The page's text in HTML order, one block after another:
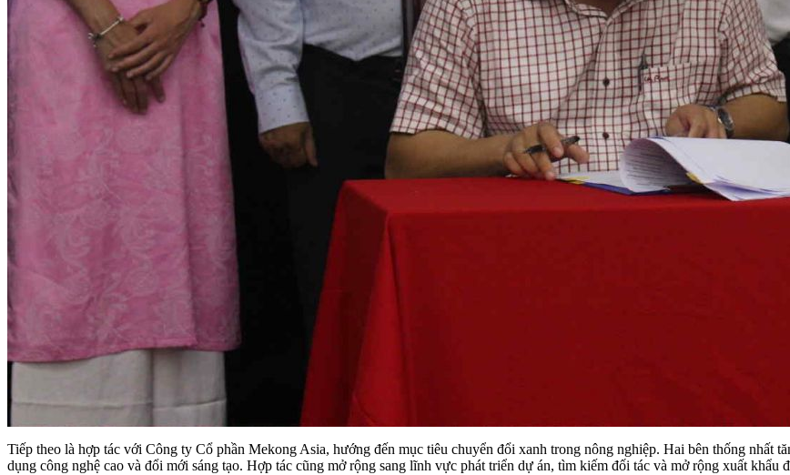
Tiếp theo là hợp tác với Công ty Cổ phần Mekong Asia, hướng đến mục tiêu chuyển đổi xanh trong nông nghiệp. Hai bên thống nhất
dụng công nghệ cao và đổi mới sáng tạo. Hợp tác cũng mở rộng sang lĩnh vực phát triển dự án, tìm kiếm đối tác và mở rộng xuất